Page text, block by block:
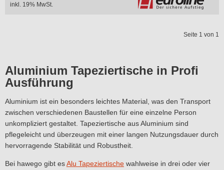
inkl. 19% MwSt.
Seite 1 von 1
Aluminium Tapeziertische in Profi
Ausführung
Aluminium ist ein besonders leichtes Material, was den Transport
zwischen verschiedenen Baustellen für eine einzelne Person
unkompliziert gestaltet. Tapeziertische aus Aluminium sind
pflegeleicht und überzeugen mit einer langen Nutzungsdauer durch
hervorragende Stabilität und Robustheit.
Bei hawego gibt esAlu Tapeziertische wahlweise in drei oder vier